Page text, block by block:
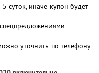
суток, иначе купон будет
уточнить по телефону